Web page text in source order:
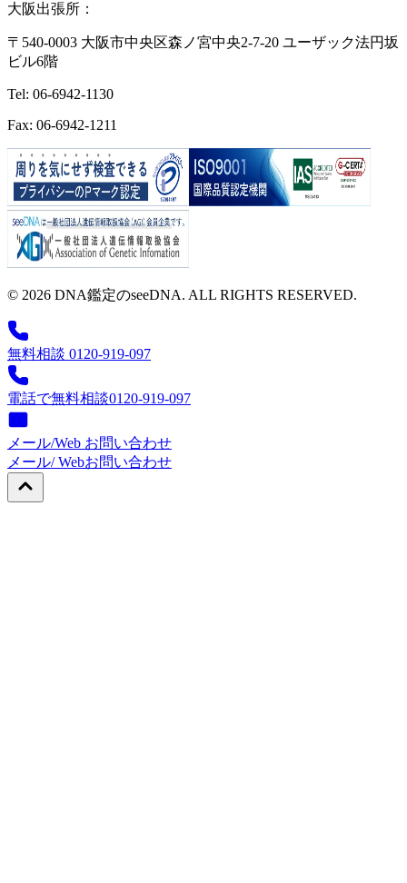
大阪出張所：
〒540-0003 大阪市中央区森ノ宮中央2-7-20 ユーザック法円坂
ビル6階
Tel: 06-6942-1130
Fax: 06-6942-1211
© 2026 DNA鑑定のseeDNA. ALL RIGHTS RESERVED.
無料相談 0120-919-097
電話で無料相談0120-919-097
メール/Web お問い合わせ
メール/ Webお問い合わせ